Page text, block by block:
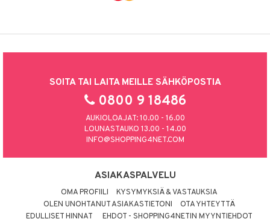
SOITA TAI LAITA MEILLE SÄHKÖPOSTIA
0800 9 18486
AUKIOLOAJAT: 10.00 - 16.00
LOUNASTAUKO 13.00 - 14.00
INFO@SHOPPING4NET.COM
ASIAKASPALVELU
OMA PROFIILI
KYSYMYKSIÄ & VASTAUKSIA
OLEN UNOHTANUT ASIAKASTIETONI
OTA YHTEYTTÄ
EDULLISET HINNAT
EHDOT - SHOPPING4NETIN MYYNTIEHDOT